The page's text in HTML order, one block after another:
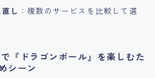
し ：複数のサービスを比較して選
『ドラゴンボール』を楽しむた
シーン